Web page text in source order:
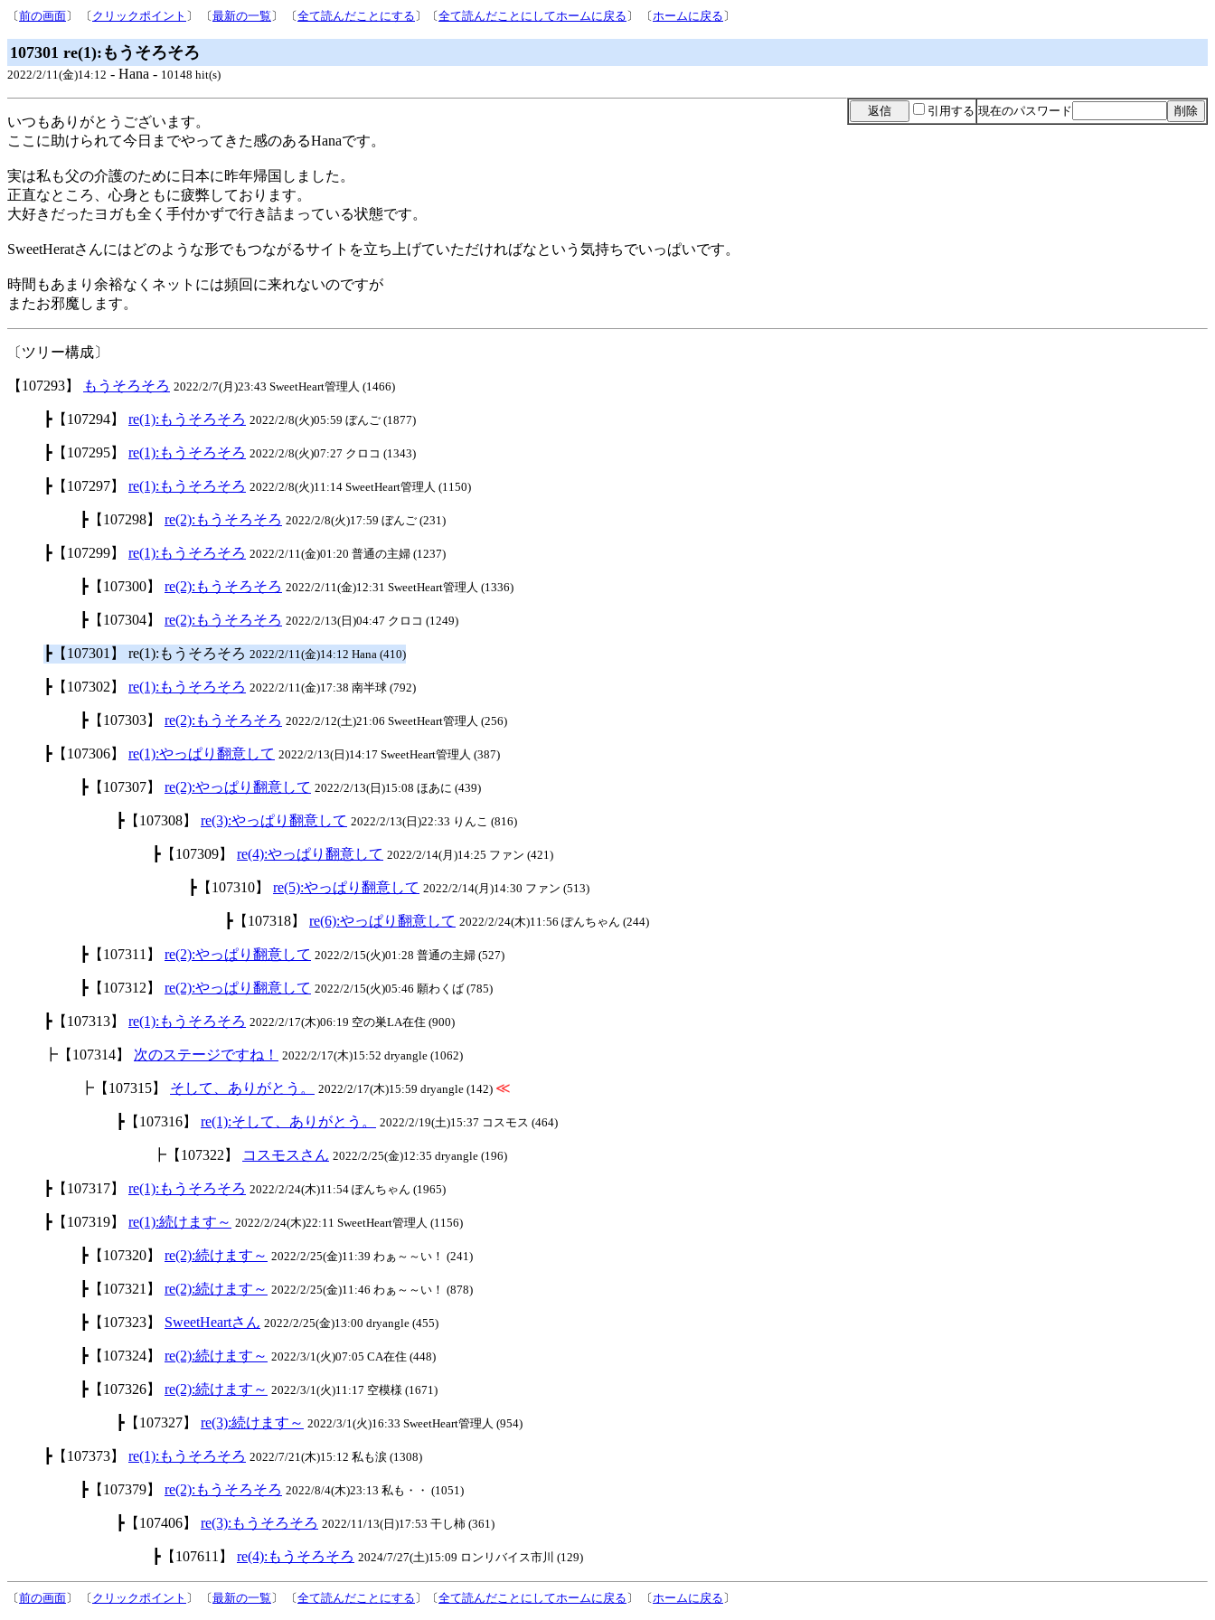
〔前の画面〕 〔 クリックポイント 〕 〔最新の一覧 〕 〔全て読んだことにする 〕〔全て読んだことにしてホームに戻る 〕 〔ホームに戻る 〕
107301 re(1):もうそろそろ
2022/2/11(金)14:12 - Hana - 10148 hit(s)
引用する 現在のパスワード
いつもありがとうございます。
ここに助けられて今日までやってきた感のあるHanaです。
実は私も父の介護のために日本に昨年帰国しました。
正直なところ、心身ともに疲弊しております。
大好きだったヨガも全く手付かずで行き詰まっている状態です。
SweetHeratさんにはどのような形でもつながるサイトを立ち上げていただければなという気持ちでいっぱいです。
時間もあまり余裕なくネットには頻回に来れないのですが
またお邪魔します。
〔ツリー構成〕
【107293】 もうそろそろ 2022/2/7(月)23:43 SweetHeart管理人 (1466)
┣【107294】 re(1):もうそろそろ 2022/2/8(火)05:59 ぼんご (1877)
┣【107295】 re(1):もうそろそろ 2022/2/8(火)07:27 クロコ (1343)
┣【107297】 re(1):もうそろそろ 2022/2/8(火)11:14 SweetHeart管理人 (1150)
┣【107298】 re(2):もうそろそろ 2022/2/8(火)17:59 ぼんご (231)
┣【107299】 re(1):もうそろそろ 2022/2/11(金)01:20 普通の主婦 (1237)
┣【107300】 re(2):もうそろそろ 2022/2/11(金)12:31 SweetHeart管理人 (1336)
┣【107304】 re(2):もうそろそろ 2022/2/13(日)04:47 クロコ (1249)
┣【107301】 re(1):もうそろそろ 2022/2/11(金)14:12 Hana (410)
┣【107302】 re(1):もうそろそろ 2022/2/11(金)17:38 南半球 (792)
┣【107303】 re(2):もうそろそろ 2022/2/12(土)21:06 SweetHeart管理人 (256)
┣【107306】 re(1):やっぱり翻意して 2022/2/13(日)14:17 SweetHeart管理人 (387)
┣【107307】 re(2):やっぱり翻意して 2022/2/13(日)15:08 ほあに (439)
┣【107308】 re(3):やっぱり翻意して 2022/2/13(日)22:33 りんこ (816)
┣【107309】 re(4):やっぱり翻意して 2022/2/14(月)14:25 ファン (421)
┣【107310】 re(5):やっぱり翻意して 2022/2/14(月)14:30 ファン (513)
┣【107318】 re(6):やっぱり翻意して 2022/2/24(木)11:56 ぽんちゃん (244)
┣【107311】 re(2):やっぱり翻意して 2022/2/15(火)01:28 普通の主婦 (527)
┣【107312】 re(2):やっぱり翻意して 2022/2/15(火)05:46 願わくば (785)
┣【107313】 re(1):もうそろそろ 2022/2/17(木)06:19 空の巣LA在住 (900)
┣【107314】 次のステージですね！ 2022/2/17(木)15:52 dryangle (1062)
┣【107315】 そして、ありがとう。 2022/2/17(木)15:59 dryangle (142) ≪
┣【107316】 re(1):そして、ありがとう。 2022/2/19(土)15:37 コスモス (464)
┣【107322】 コスモスさん 2022/2/25(金)12:35 dryangle (196)
┣【107317】 re(1):もうそろそろ 2022/2/24(木)11:54 ぽんちゃん (1965)
┣【107319】 re(1):続けます～ 2022/2/24(木)22:11 SweetHeart管理人 (1156)
┣【107320】 re(2):続けます～ 2022/2/25(金)11:39 わぁ～～い！ (241)
┣【107321】 re(2):続けます～ 2022/2/25(金)11:46 わぁ～～い！ (878)
┣【107323】 SweetHeartさん 2022/2/25(金)13:00 dryangle (455)
┣【107324】 re(2):続けます～ 2022/3/1(火)07:05 CA在住 (448)
┣【107326】 re(2):続けます～ 2022/3/1(火)11:17 空模様 (1671)
┣【107327】 re(3):続けます～ 2022/3/1(火)16:33 SweetHeart管理人 (954)
┣【107373】 re(1):もうそろそろ 2022/7/21(木)15:12 私も涙 (1308)
┣【107379】 re(2):もうそろそろ 2022/8/4(木)23:13 私も・・ (1051)
┣【107406】 re(3):もうそろそろ 2022/11/13(日)17:53 干し柿 (361)
┣【107611】 re(4):もうそろそろ 2024/7/27(土)15:09 ロンリバイス市川 (129)
〔前の画面〕 〔 クリックポイント 〕 〔最新の一覧 〕 〔全て読んだことにする 〕〔全て読んだことにしてホームに戻る 〕 〔ホームに戻る 〕